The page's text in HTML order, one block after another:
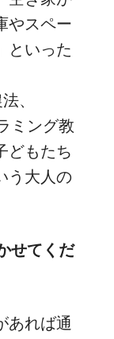
やスペー
といった
、
ミング教
どもたち
う大人の
せてくだ
あれば通